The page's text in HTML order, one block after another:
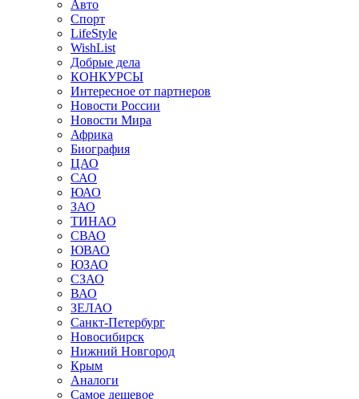
Авто
Спорт
LifeStyle
WishList
Добрые дела
КОНКУРСЫ
Интересное от партнеров
Новости России
Новости Мира
Африка
Биография
ЦАО
САО
ЮАО
ЗАО
ТИНАО
СВАО
ЮВАО
ЮЗАО
СЗАО
ВАО
ЗЕЛАО
Санкт-Петербург
Новосибирск
Нижний Новгород
Крым
Аналоги
Самое дешевое